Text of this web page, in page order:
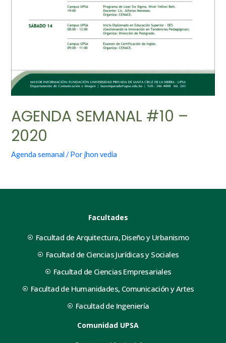
AGENDA SEMANAL #10 –
2020
Agenda semanal / Porjhon vedia
Facultades
Facultad de Arquitectura, Diseño y Urbanismo
Facultad de Ciencias Jurídicas y Sociales
Facultad de Ciencias Empresariales
Facultad de Humanidades, Comunicación y Artes
Facultad de Ingeniería
Comunidad UPSA